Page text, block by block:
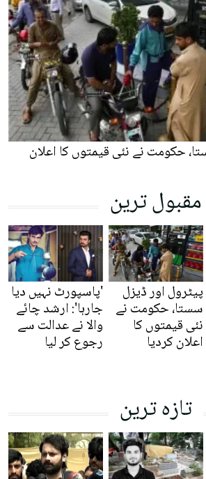
حکومت نے نئی قیمتوں کا اعلان
مقبول ترین
پیٹرول اور ڈیزل
سستا، حکومت نے
نئی قیمتوں کا
اعلان کردیا
'پاسپورٹ نہیں دیا
جارہا': ارشد چائے
والا نے عدالت سے
رجوع کر لیا
تازہ ترین